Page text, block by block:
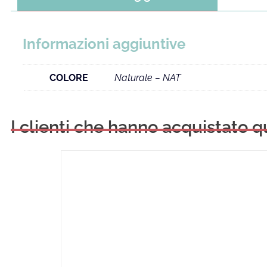
Informazioni aggiuntive
COLORE Naturale – NAT
I clienti che hanno acquistato